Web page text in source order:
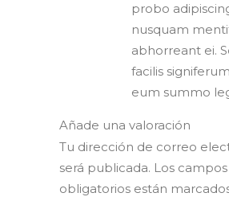
probo
nusquam
abhorreant ei.
facilis
eum summo
Añade una valoración
Tu dirección de correo
será publicada. Los campos
obligatorios están